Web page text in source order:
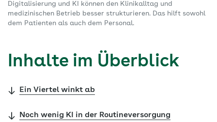
Digitalisierung und KI können den Klinikalltag und
medizinischen Betrieb besser strukturieren. Das hilft sowohl
dem Patienten als auch dem Personal.
Inhalte im Überblick
Ein Viertel winkt ab
Noch wenig KI in der Routineversorgung